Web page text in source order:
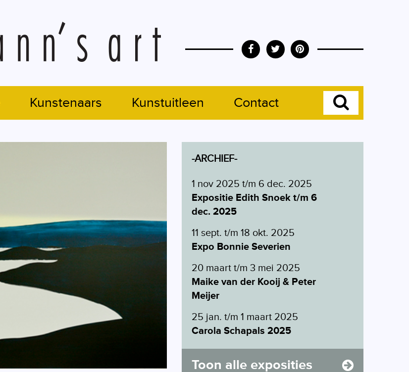
Kunstenaars Kunstuitleen Contact
-ARCHIEF-
1 nov 2025 t/m 6 dec. 2025
Expositie Edith Snoek t/m 6
dec. 2025
11 sept. t/m 18 okt. 2025
Expo Bonnie Severien
20 maart t/m 3 mei 2025
Maike van der Kooij & Peter
Meijer
25 jan. t/m 1 maart 2025
Carola Schapals 2025
Toon alle exposities